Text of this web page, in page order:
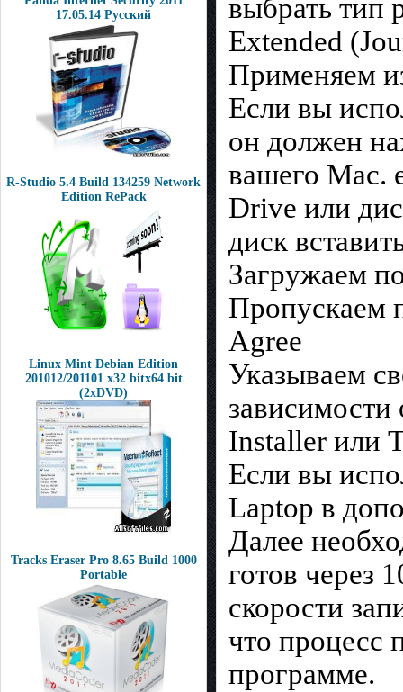
17.05.14 Русский
R-Studio 5.4 Build 134259 Network
Edition RePack
Linux Mint Debian Edition
201012/201101 х32 bitх64 bit
(2xDVD)
Tracks Eraser Pro 8.65 Build 1000
Portable
выбрать тип
Extended
Применяем
Если вы
он должен
вашего Mac.
Drive или
диск
Загружаем
Пропускаем
Agree
Указываем
Installer или
Если вы
Laptop в
Далее
готов через
скорости
что процесс
программе.